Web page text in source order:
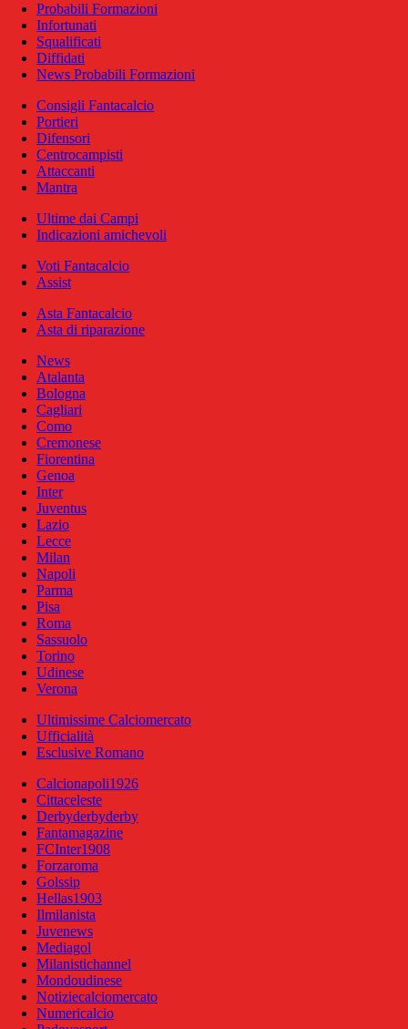
Probabili Formazioni
Infortunati
Squalificati
Diffidati
News Probabili Formazioni
Consigli Fantacalcio
Portieri
Difensori
Centrocampisti
Attaccanti
Mantra
Ultime dai Campi
Indicazioni amichevoli
Voti Fantacalcio
Assist
Asta Fantacalcio
Asta di riparazione
News
Atalanta
Bologna
Cagliari
Como
Cremonese
Fiorentina
Genoa
Inter
Juventus
Lazio
Lecce
Milan
Napoli
Parma
Pisa
Roma
Sassuolo
Torino
Udinese
Verona
Ultimissime Calciomercato
Ufficialità
Esclusive Romano
Calcionapoli1926
Cittaceleste
Derbyderbyderby
Fantamagazine
FCInter1908
Forzaroma
Golssip
Hellas1903
Ilmilanista
Juvenews
Mediagol
Milanistichannel
Mondoudinese
Notiziecalciomercato
Numericalcio